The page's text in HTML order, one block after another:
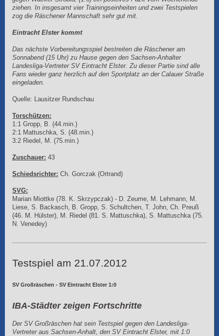
ziehen. In insgesamt vier Trainingseinheiten und zwei Testspielen
zog die Räschener Mannschaft sehr gut mit.
Eintracht Elster kommt
Das nächste Vorbereitungsspiel bestreiten die Räschener am
Sonnabend (15 Uhr) zu Hause gegen den Sachsen-Anhalter
Landesliga-Vertreter SV Eintracht Elster. Zu dieser Partie sind alle
Fans wieder ganz herzlich auf den Sportplatz an der Calauer Straße
eingeladen.
Quelle: Lausitzer Rundschau
Torschützen:
1:1 Gropp, B. (44.min.)
2:1 Mattuschka, S. (48.min.)
3:2 Riedel, M. (75.min.)
Zuschauer: 43
Schiedsrichter: Ch. Gorczak (Ortrand)
SVG:
Marian Miottke (78. K. Skrzypczak) - D. Zeume, M. Lehmann, M.
Liese, S. Backasch, B. Gropp, S. Schultchen, T. John, Ch. Preuß
(46. M. Hülster), M. Riedel (81. S. Mattuschka), S. Mattuschka (75.
N. Venedey)
Testspiel am 21.07.2012
SV Großräschen - SV Eintracht Elster 1:0
IBA-Städter zeigen Fortschritte
Der SV Großräschen hat sein Testspiel gegen den Landesliga-
Vertreter aus Sachsen-Anhalt, den SV Eintracht Elster, mit 1:0